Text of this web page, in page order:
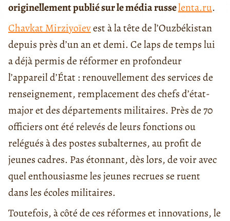
originellement publié sur le média russelenta.ru.
Chavkat Mirziyoïevest à la tête de l’Ouzbékistan
depuis près d’un an et demi. Ce laps de temps lui
a déjà permis de réformer en profondeur
l’appareil d’État : renouvellement des services de
renseignement, remplacement des chefs d’état-
major et des départements militaires. Près de 70
officiers ont été relevés de leurs fonctions ou
relégués à des postes subalternes, au profit de
jeunes cadres. Pas étonnant, dès lors, de voir avec
quel enthousiasme les jeunes recrues se ruent
dans les écoles militaires.
Toutefois, à côté de ces réformes et innovations, le